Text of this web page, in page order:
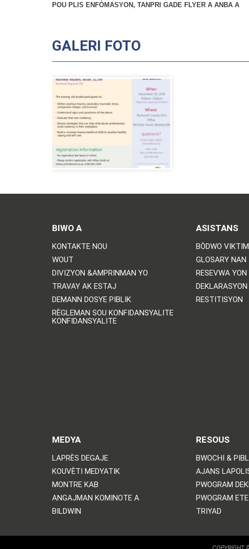
POU PLIS ENFÒMASYON, TANPRI GADE FLYER A ANBA A
GALERI FOTO
BIWO A
KONTAKTE NOU
WOUT
DIVIZYON &AMPRINMAN YO
TRAVAY AK ESTAJ
DEMANN DOSYE PIBLIK
RÈGLEMAN SOU KONFIDANSYALITE
KONFIDANSYALITE
ASISTANS
BÒDWO
GLOSARY
RESEVWA
RESTITISYON
MEDYA
LAPRÈS DEGAJE
KOUVÈTI MEDYATIK
MONTRE KAB
ANGAJMAN KOMINOTE A
BILDWIN
RESOUS
BWOCHI &
AJANS
PWOGRAM
PWOGRAM ETE
TRIYAD